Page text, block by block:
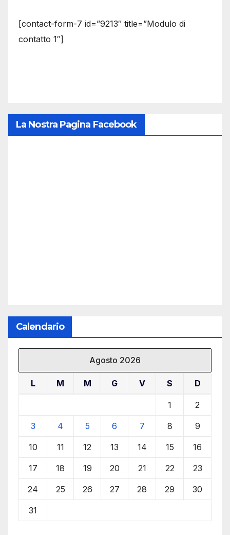
[contact-form-7 id=”9213″ title=”Modulo di
contatto 1″]
La Nostra Pagina Facebook
Calendario
Agosto 2026
L M M G V S D
1 2
3 4 5 6 7 8 9
10 11 12 13 14 15 16
17 18 19 20 21 22 23
24 25 26 27 28 29 30
31